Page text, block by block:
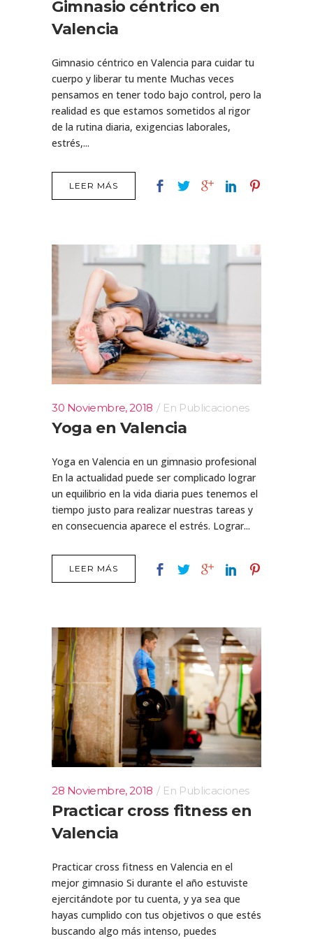
Gimnasio céntrico en
Valencia
Gimnasio céntrico en Valencia para cuidar tu
cuerpo y liberar tu mente Muchas veces
pensamos en tener todo bajo control, pero la
realidad es que estamos sometidos al rigor
de la rutina diaria, exigencias laborales,
estrés,...
LEER MÁS
30 Noviembre, 2018 En Publicaciones
Yoga en Valencia
Yoga en Valencia en un gimnasio profesional
En la actualidad puede ser complicado lograr
un equilibrio en la vida diaria pues tenemos el
tiempo justo para realizar nuestras tareas y
en consecuencia aparece el estrés. Lograr...
LEER MÁS
28 Noviembre, 2018 En Publicaciones
Practicar cross fitness en
Valencia
Practicar cross fitness en Valencia en el
mejor gimnasio Si durante el año estuviste
ejercitándote por tu cuenta, y ya sea que
hayas cumplido con tus objetivos o que estés
buscando algo más intenso, puedes